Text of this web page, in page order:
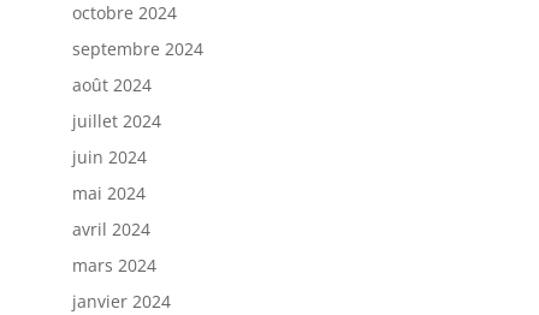
octobre 2024
septembre 2024
août 2024
juillet 2024
juin 2024
mai 2024
avril 2024
mars 2024
janvier 2024